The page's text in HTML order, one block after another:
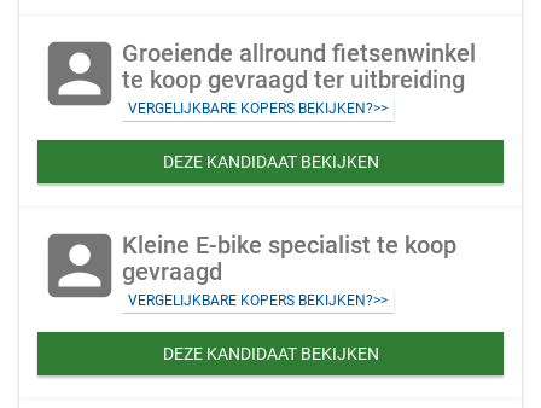
account_box Groeiende allround fietsenwinkel
te koop gevraagd ter uitbreiding
VERGELIJKBARE KOPERS BEKIJKEN?>>
DEZE KANDIDAAT BEKIJKEN
account_box Kleine E-bike specialist te koop
gevraagd
VERGELIJKBARE KOPERS BEKIJKEN?>>
DEZE KANDIDAAT BEKIJKEN